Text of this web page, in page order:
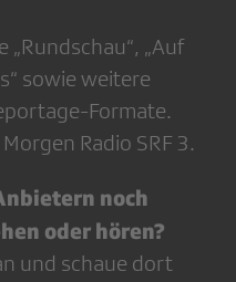
„Rundschau“, „Auf
sowie weitere
Formate.
Radio SRF 3.
noch
oder hören?
und schaue dort